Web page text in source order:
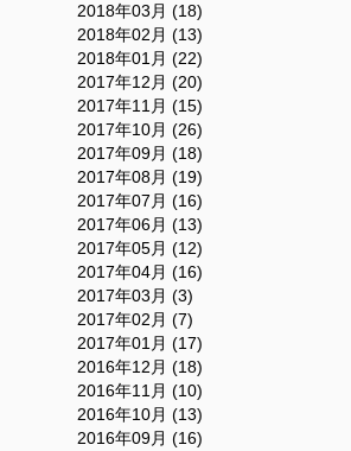
2018年03月 (18)
2018年02月 (13)
2018年01月 (22)
2017年12月 (20)
2017年11月 (15)
2017年10月 (26)
2017年09月 (18)
2017年08月 (19)
2017年07月 (16)
2017年06月 (13)
2017年05月 (12)
2017年04月 (16)
2017年03月 (3)
2017年02月 (7)
2017年01月 (17)
2016年12月 (18)
2016年11月 (10)
2016年10月 (13)
2016年09月 (16)